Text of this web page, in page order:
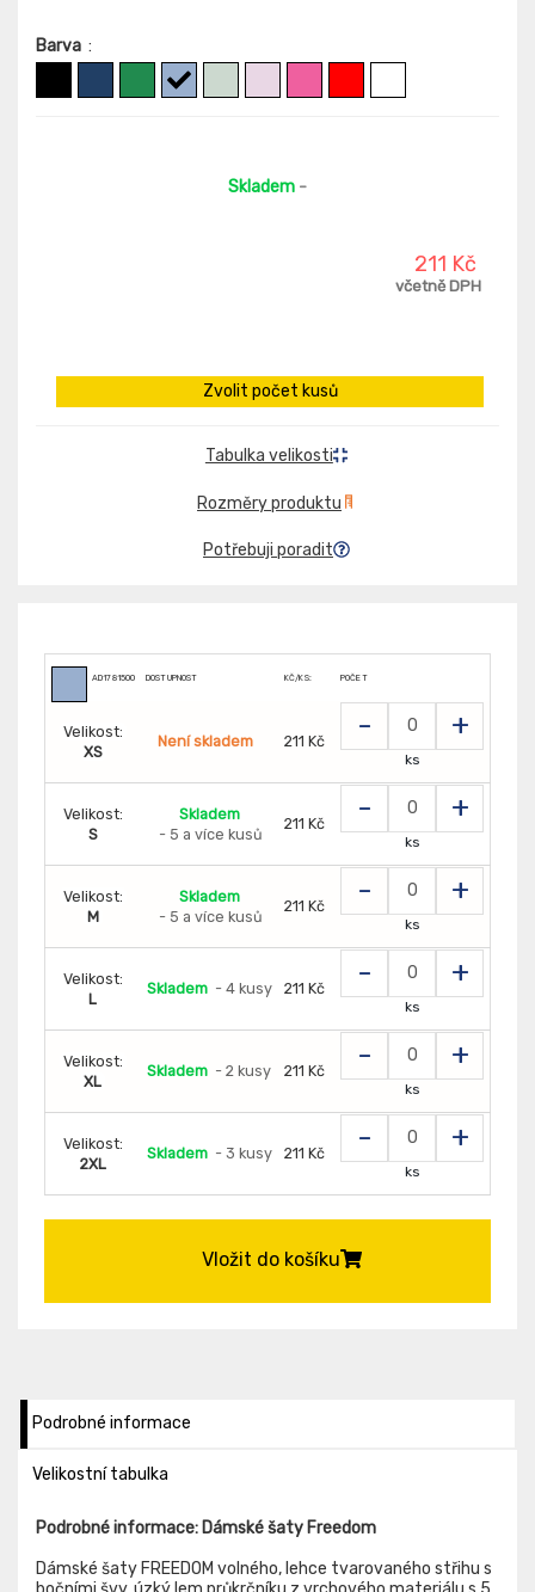
Barva :
Skladem -
211 Kč
včetně DPH
Zvolit počet kusů
Tabulka velikosti
Rozměry produktu
Potřebuji poradit
AD1781500 DOSTUPNOST KČ/KS: POČET
Velikost:
XS
Není skladem 211 Kč - +
ks
Velikost:
S
Skladem
- 5 a více kusů
211 Kč - +
ks
Velikost:
M
Skladem
- 5 a více kusů
211 Kč - +
ks
Velikost:
L
Skladem - 4 kusy 211 Kč - +
ks
Velikost:
XL
Skladem - 2 kusy 211 Kč - +
ks
Velikost:
2XL
Skladem - 3 kusy 211 Kč - +
ks
Vložit do košíku
Podrobné informace
Velikostní tabulka
Podrobné informace: Dámské šaty Freedom
Dámské šaty FREEDOM volného, lehce tvarovaného střihu s